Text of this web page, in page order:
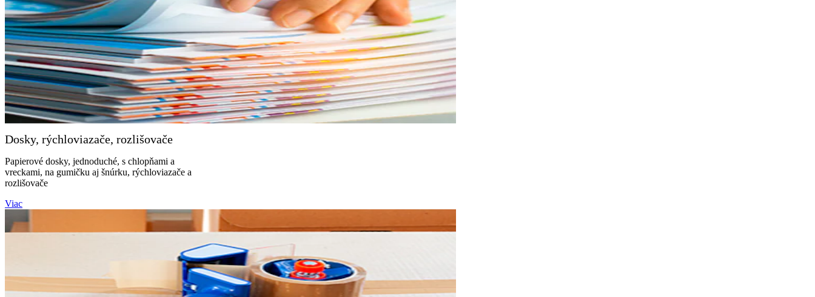
Dosky, rýchloviazače, rozlišovače
Papierové dosky, jednoduché, s chlopňami a
vreckami, na gumičku aj šnúrku, rýchloviazače a
rozlišovače
Viac